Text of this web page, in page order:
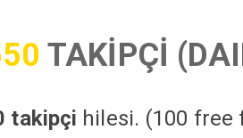
TAKİPÇİ
takipçi hilesi. (100 free